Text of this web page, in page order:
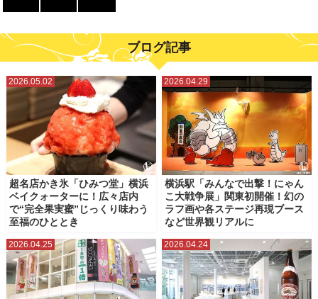
ブログ記事
2026.05.02
超名店かき氷「ひみつ堂」横浜
ベイクォーターに！広々店内
で“完全果実蜜”じっくり味わう
至福のひととき
2026.04.29
横浜駅「みんなで出撃！にゃん
こ大戦争展」関東初開催！幻の
ラフ画や各ステージ再現ブース
など世界観リアルに
2026.04.25 2026.04.24